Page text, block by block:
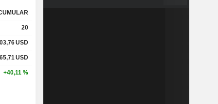
20
USD
USD
+40,11 %